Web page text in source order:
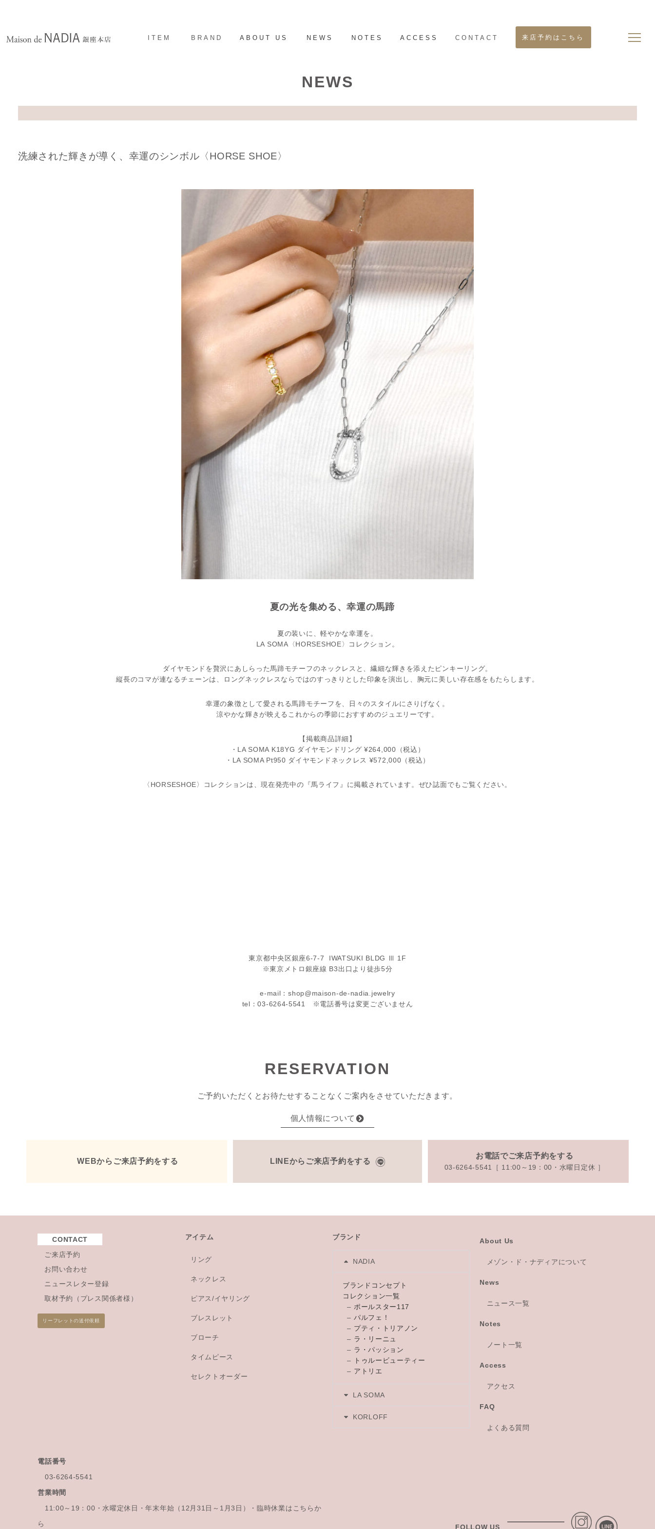
ITEM BRAND ABOUT US NEWS NOTES ACCESS CONTACT 来店予約はこちら
NEWS
洗練された輝きが導く、幸運のシンボル〈HORSE SHOE〉
夏の光を集める、幸運の馬蹄
夏の装いに、軽やかな幸運を。
LA SOMA〈HORSESHOE〉コレクション。
ダイヤモンドを贅沢にあしらった馬蹄モチーフのネックレスと、繊細な輝きを添えたピンキーリング。
縦長のコマが連なるチェーンは、ロングネックレスならではのすっきりとした印象を演出し、胸元に美しい存在感をもたらします。
幸運の象徴として愛される馬蹄モチーフを、日々のスタイルにさりげなく。
涼やかな輝きが映えるこれからの季節におすすめのジュエリーです。
【掲載商品詳細】
・LA SOMA K18YG ダイヤモンドリング ¥264,000（税込）
・LA SOMA Pt950 ダイヤモンドネックレス ¥572,000（税込）
〈HORSESHOE〉コレクションは、現在発売中の『馬ライフ』に掲載されています。ぜひ誌面でもご覧ください。
東京都中央区銀座6-7-7 IWATSUKI BLDG Ⅲ 1F
※東京メトロ銀座線 B3出口より徒歩5分
e-mail：shop@maison-de-nadia.jewelry
tel：03-6264-5541 ※電話番号は変更ございません
RESERVATION
ご予約いただくとお待たせすることなくご案内をさせていただきます。
個人情報について
WEBからご来店予約をする LINEからご来店予約をする
お電話でご来店予約をする
03-6264-5541［ 11:00～19：00・水曜日定休 ］
CONTACT
ご来店予約
お問い合わせ
ニュースレター登録
取材予約（プレス関係者様）
リーフレットの送付依頼
アイテム
リング
ネックレス
ピアス/イヤリング
ブレスレット
ブローチ
タイムピース
セレクトオーダー
ブランド
NADIA
ブランドコンセプト
コレクション一覧
– ポールスター117
– パルフェ！
– プティ・トリアノン
– ラ・リーニュ
– ラ・パッション
–
トゥルービューティー
– アトリエ
LA SOMA
KORLOFF
About Us
メゾン・ド・ナディアについて
News
ニュース一覧
Notes
ノート一覧
Access
アクセス
FAQ
よくある質問
電話番号
03-6264-5541
営業時間
11:00～19：00・水曜定休日・年末年始 （12月31日～1月3日）・臨時休業はこちらか
ら
FOLLOW US